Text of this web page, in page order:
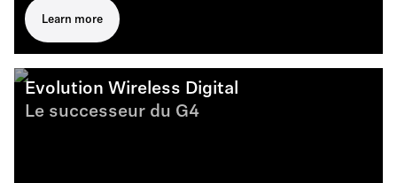
Learn more
Evolution Wireless Digital
Le successeur du G4